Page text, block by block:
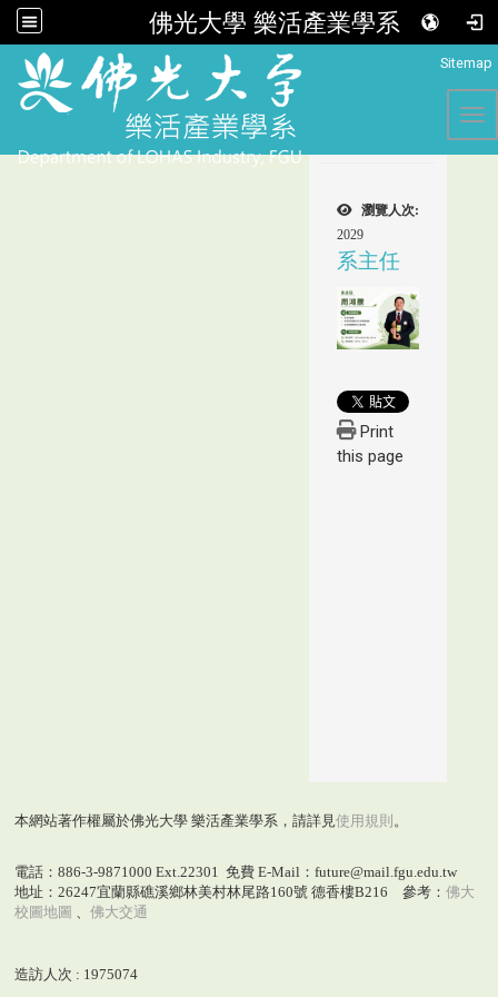
佛光大學 樂活產業學系
Sitemap
瀏覽人次:
2029
系主任
Print
this page
本網站著作權屬於佛光大學 樂活產業學系，請詳見使用規則 。
電話：886-3-9871000 Ext.22301 免費 E-Mail：future@mail.fgu.edu.tw
地址：26247宜蘭縣礁溪鄉林美村林尾路160號 德香樓B216 參考： 佛大
校圖地圖 、 佛大交通
造訪人次 : 1975074